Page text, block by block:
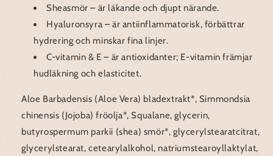
Sheasmör – är läkande och djupt närande.
Hyaluronsyra – är antiinflammatorisk, förbättrar
hydrering och minskar fina linjer.
C-vitamin & E – är antioxidanter; E-vitamin främjar
hudläkning och elasticitet.
Aloe Barbadensis (Aloe Vera) bladextrakt*, Simmondsia
chinensis (Jojoba) fröolja*, Squalane, glycerin,
butyrospermum parkii (shea) smör*, glycerylstearatcitrat,
glycerylstearat, cetearylalkohol, natriumstearoyllaktylat,